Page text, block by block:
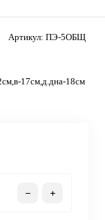
Артикул: ПЭ-5ОБЩ
17см,д.дна-18см